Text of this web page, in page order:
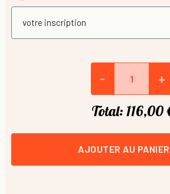
- +
Total: 116,00
AJOUTER AU PANIER